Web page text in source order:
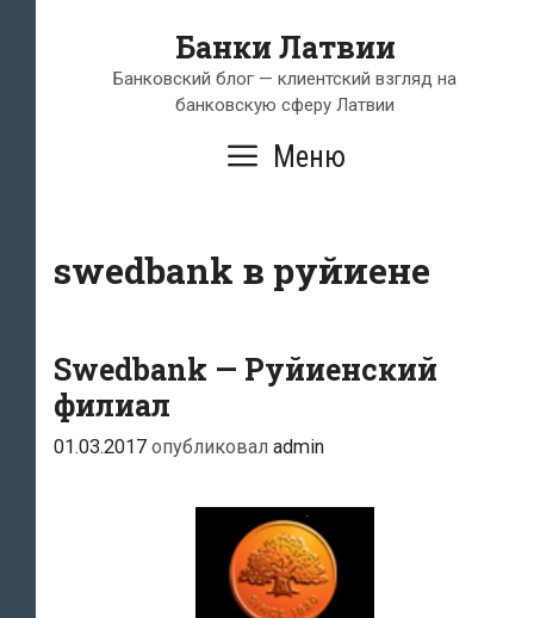
содержимому
Банки Латвии
Банковский блог — клиентский взгляд на
банковскую сферу Латвии
Меню
swedbank в руйиене
Swedbank — Руйиенский
филиал
01.03.2017 опубликовал admin